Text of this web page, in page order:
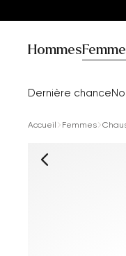
Hommes
Dernière chance
Accueil Femmes